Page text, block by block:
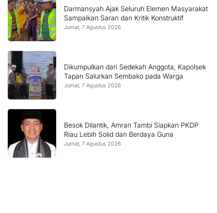
Darmansyah Ajak Seluruh Elemen Masyarakat
Sampaikan Saran dan Kritik Konstruktif
Jumat, 7 Agustus 2026
Dikumpulkan dari Sedekah Anggota, Kapolsek
Tapan Salurkan Sembako pada Warga
Jumat, 7 Agustus 2026
Besok Dilantik, Amran Tambi Siapkan PKDP
Riau Lebih Solid dan Berdaya Guna
Jumat, 7 Agustus 2026